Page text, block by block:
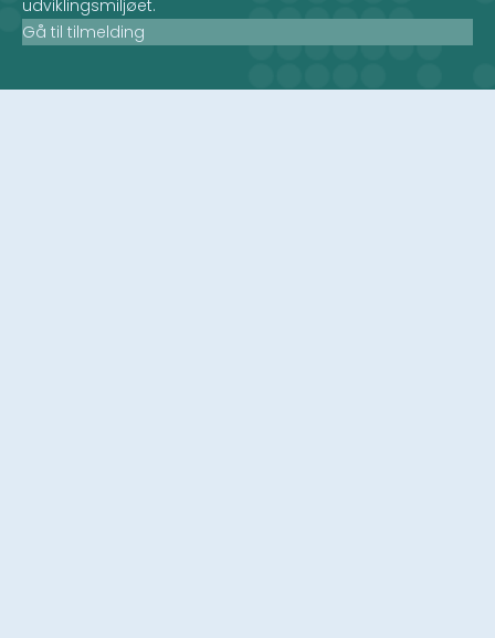
udviklingsmiljøet.
Gå til tilmelding